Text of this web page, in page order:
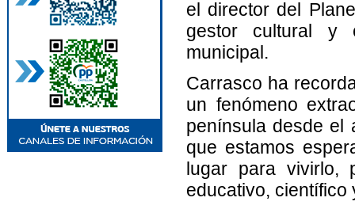
el director del
gestor cultural y
municipal.
Carrasco ha
un fenómeno
península desde el
que estamos
lugar para vivirlo,
educativo, científico